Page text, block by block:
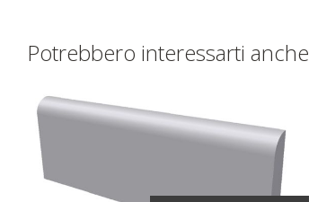
Potrebbero interessarti anche